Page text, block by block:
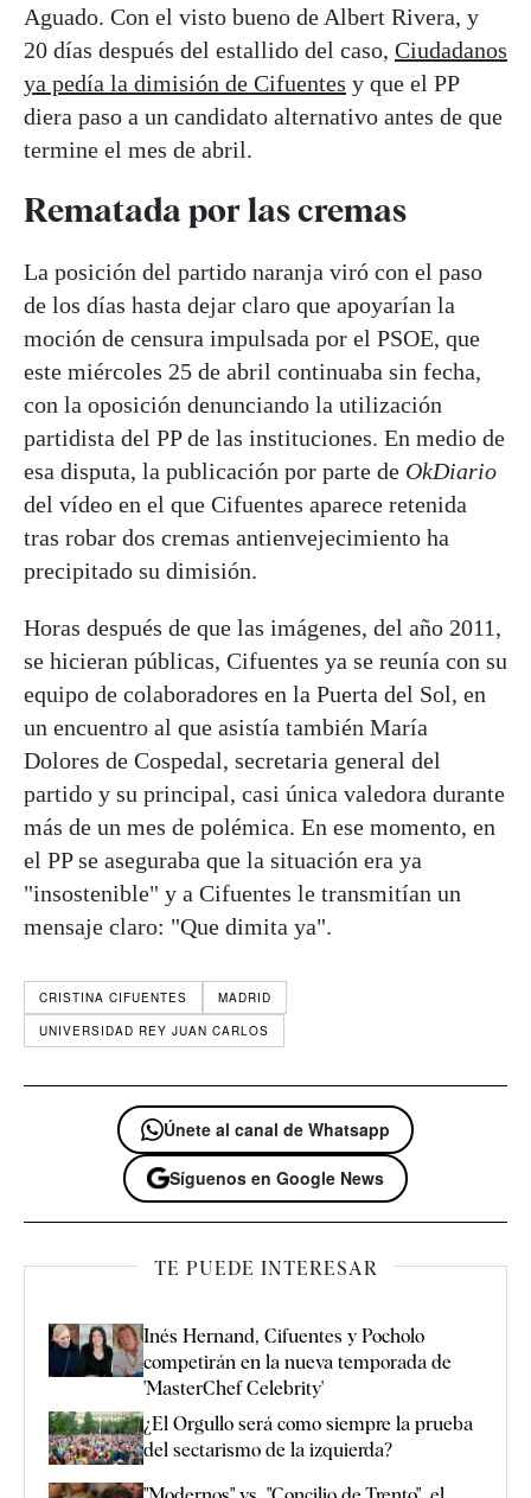
Aguado. Con el visto bueno de Albert Rivera, y
20 días después del estallido del caso, Ciudadanos
ya pedía la dimisión de Cifuentes y que el PP
diera paso a un candidato alternativo antes de que
termine el mes de abril.
Rematada por las cremas
La posición del partido naranja viró con el paso
de los días hasta dejar claro que apoyarían la
moción de censura impulsada por el PSOE, que
este miércoles 25 de abril continuaba sin fecha,
con la oposición denunciando la utilización
partidista del PP de las instituciones. En medio de
esa disputa, la publicación por parte de OkDiario
del vídeo en el que Cifuentes aparece retenida
tras robar dos cremas antienvejecimiento ha
precipitado su dimisión.
Horas después de que las imágenes, del año 2011,
se hicieran públicas, Cifuentes ya se reunía con su
equipo de colaboradores en la Puerta del Sol, en
un encuentro al que asistía también María
Dolores de Cospedal, secretaria general del
partido y su principal, casi única valedora durante
más de un mes de polémica. En ese momento, en
el PP se aseguraba que la situación era ya
"insostenible" y a Cifuentes le transmitían un
mensaje claro: "Que dimita ya".
CRISTINA CIFUENTES
MADRID
UNIVERSIDAD REY JUAN CARLOS
Únete al canal de Whatsapp
Síguenos en Google News
TE PUEDE INTERESAR
Inés Hernand, Cifuentes y Pocholo
competirán en la nueva temporada de
'MasterChef Celebrity'
¿El Orgullo será como siempre la prueba
del sectarismo de la izquierda?